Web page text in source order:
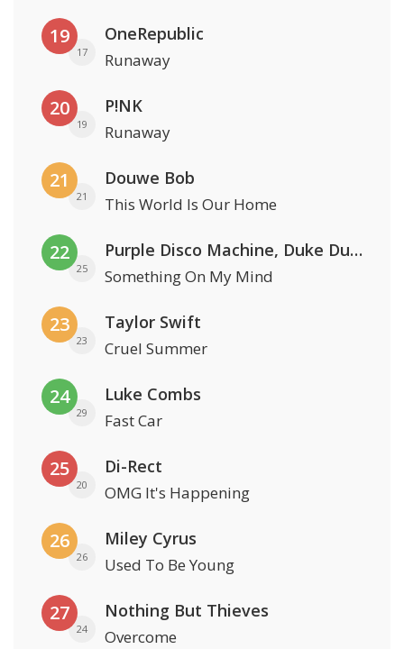
19
17
OneRepublic
Runaway
20
19
P!NK
Runaway
21
21
Douwe Bob
This World Is Our Home
22
25
Purple Disco Machine, Duke Dumont & Nothing But Thieves
Something On My Mind
23
23
Taylor Swift
Cruel Summer
24
29
Luke Combs
Fast Car
25
20
Di-Rect
OMG It's Happening
26
26
Miley Cyrus
Used To Be Young
27
24
Nothing But Thieves
Overcome